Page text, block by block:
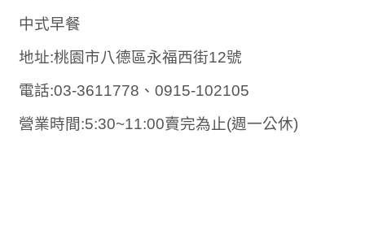
中式早餐
地址:桃園市八德區永福西街12號
電話:03-3611778、0915-102105
營業時間:5:30~11:00賣完為止(週一公休)